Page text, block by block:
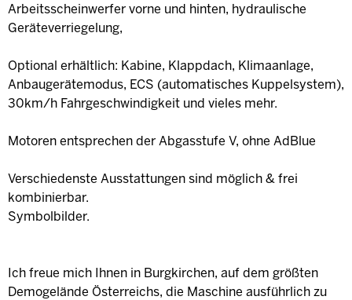
Arbeitsscheinwerfer vorne und hinten, hydraulische
Geräteverriegelung,
Optional erhältlich: Kabine, Klappdach, Klimaanlage,
Anbaugerätemodus, ECS (automatisches Kuppelsystem),
30km/h Fahrgeschwindigkeit und vieles mehr.
Motoren entsprechen der Abgasstufe V, ohne AdBlue
Verschiedenste Ausstattungen sind möglich & frei
kombinierbar.
Symbolbilder.
Ich freue mich Ihnen in Burgkirchen, auf dem größten
Demogelände Österreichs, die Maschine ausführlich zu